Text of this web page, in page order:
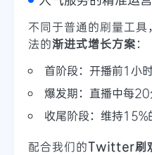
不同于普通的刷量工具，
法的渐进式增长方案：
首阶段：开播前1小
爆发期：直播中每
收尾阶段：维持15%
配合我们的Twitter刷